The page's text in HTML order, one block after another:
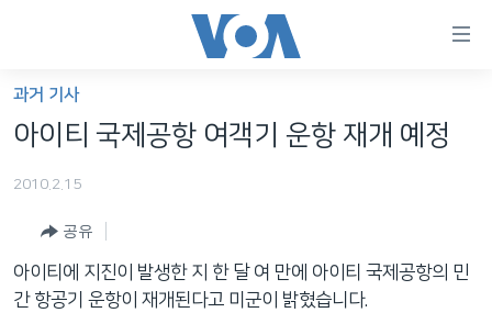
가
능
인
콘
VOD
라디오
프로그램
주파수 안내
FOLLOW US
과거 기사
아이티 국제공항 여객기 운항 재개 예정
2010.2.15
공유
아이티에 지진이 발생한 지 한 달 여 만에 아이티 국제공항의 민
간 항공기 운항이 재개된다고 미군이 밝혔습니다.